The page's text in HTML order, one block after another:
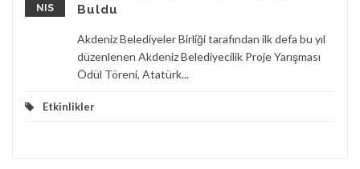
NIS
Buldu
Akdeniz Belediyeler Birliği tarafından ilk defa bu yıl
düzenlenen Akdeniz Belediyecilik Proje Yarışması
Ödül Töreni, Atatürk...
Etkinlikler